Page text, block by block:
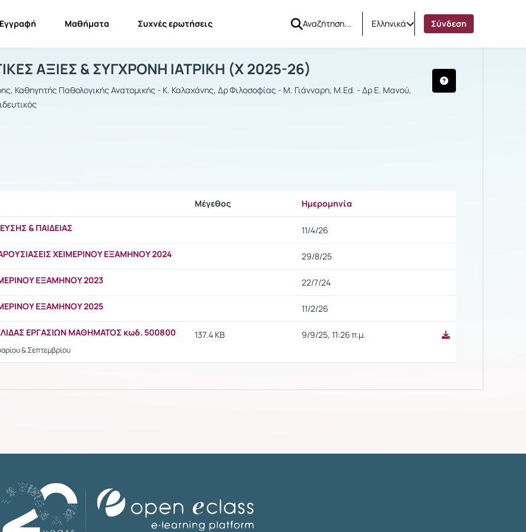
Εγγραφή Μαθήματα Συχνές ερωτήσεις Ελληνικά Σύνδεση
ΑΞΙΕΣ & ΣΥΓΧΡΟΝΗ ΙΑΤΡΙΚΗ
ΑΞΙΕΣ & ΣΥΓΧΡΟΝΗ ΙΑΤΡΙΚΗ (Χ 2025-26)
Καθηγητής Παθολογικής Ανατομικής - Κ. Καλαχάνης, Δρ Φιλοσοφίας - Μ. Γιάνναρη, M.Ed. - Δρ Ε. Μανού,
Μέγεθος Ημερομηνία
& ΠΑΙΔΕΙΑΣ
11/4/26
ΧΕΙΜΕΡΙΝΟΥ ΕΞΑΜΗΝΟΥ 2024 29/8/25
ΕΞΑΜΗΝΟΥ 2023 22/7/24
ΕΞΑΜΗΝΟΥ 2025 11/2/26
ΕΡΓΑΣΙΩΝ ΜΑΘΗΜΑΤΟΣ κωδ. 500800
& Σεπτεμβρίου
137.4 KB 9/9/25, 11:26 π.μ.